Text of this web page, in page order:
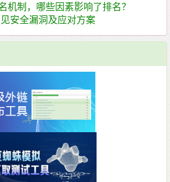
机制，哪些因素影响了排名？
安全漏洞及应对方案